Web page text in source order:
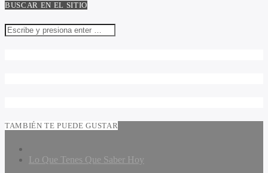
BUSCAR EN EL SITIO
TAMBIÉN TE PUEDE GUSTAR
Lo Que Tenes Que Saber Hoy